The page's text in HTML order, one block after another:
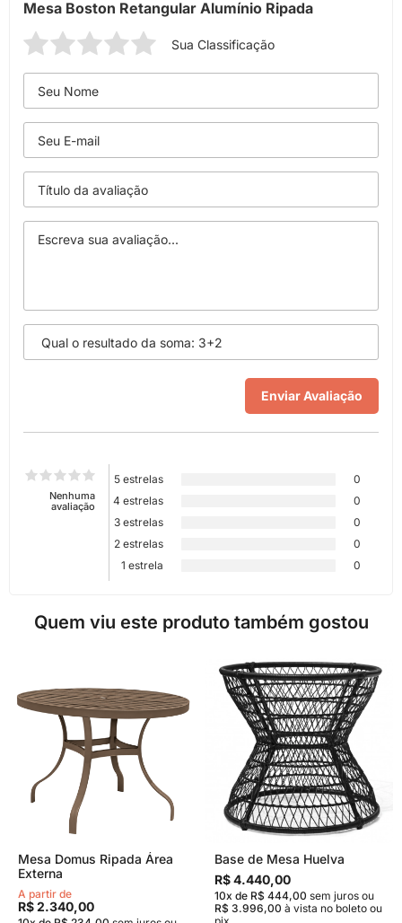
Mesa Boston Retangular Alumínio Ripada
Sua Classificação
Nenhuma
avaliação
5 estrelas
0
4 estrelas
0
3 estrelas
0
2 estrelas
0
1 estrela
0
Quem viu este produto também gostou
Mesa Domus Ripada Área
Externa
A partir de
R$ 2.340,00
Base de Mesa Huelva
R$ 4.440,00
10x de R$ 444,00 sem juros ou
R$ 3.996,00 à vista no boleto ou